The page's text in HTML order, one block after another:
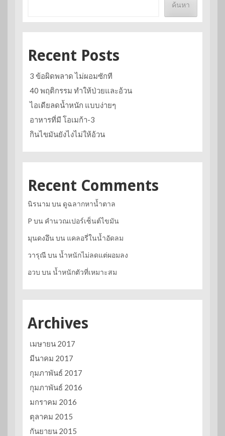
ค้นหา
Recent Posts
3 ข้อผิดพลาด ไม่ผอมซักที
40 พฤติกรรม ทำให้ป่วยและอ้วน
ไอเดียลดน้ำหนัก แบบง่ายๆ
อาหารที่มี โอเมก้า-3
กินไขมันยังไงไม่ให้อ้วน
Recent Comments
นิรนาม บน ดูฉลากหาน้ำตาล
P บน คำนวณเปอร์เซ็นต์ไขมัน
มุนดงอึน บน แคลอรี่ในน้ำอัดลม
วารุณีบน น้ำหนักไม่ลดแต่ผอมลง
อวบ บน น้ำหนักตัวที่เหมาะสม
Archives
เมษายน 2017
มีนาคม 2017
กุมภาพันธ์ 2017
กุมภาพันธ์ 2016
มกราคม 2016
ตุลาคม 2015
กันยายน 2015